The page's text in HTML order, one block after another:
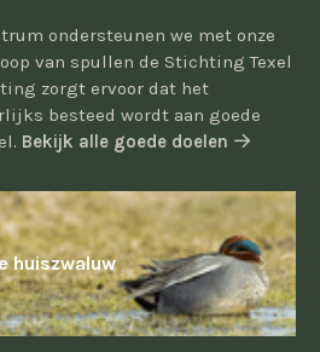
ondersteunen we met onze
van spullen de Stichting Texel
zorgt ervoor dat het
besteed wordt aan goede
Bekijk alle goede doelen
huiszwaluw